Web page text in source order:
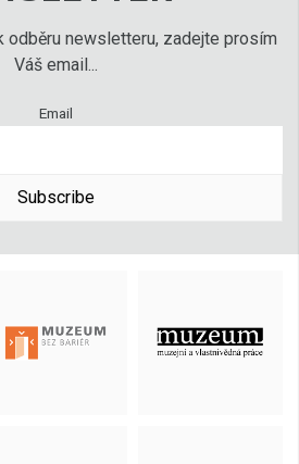
newsletteru, zadejte prosím
Váš email...
Email
Subscribe